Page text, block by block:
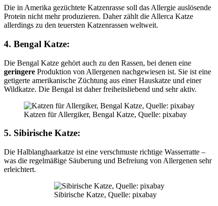
Die in Amerika gezüchtete Katzenrasse soll das Allergie auslösende
Protein nicht mehr produzieren. Daher zählt die Allerca Katze
allerdings zu den teuersten Katzenrassen weltweit.
4. Bengal Katze:
Die Bengal Katze gehört auch zu den Rassen, bei denen eine
geringere Produktion von Allergenen nachgewiesen ist. Sie ist eine
getigerte amerikanische Züchtung aus einer Hauskatze und einer
Wildkatze. Die Bengal ist daher freiheitsliebend und sehr aktiv.
Katzen für Allergiker, Bengal Katze, Quelle: pixabay
5. Sibirische Katze:
Die Halblanghaarkatze ist eine verschmuste richtige Wasserratte –
was die regelmäßige Säuberung und Befreiung von Allergenen sehr
erleichtert.
Sibirische Katze, Quelle: pixabay